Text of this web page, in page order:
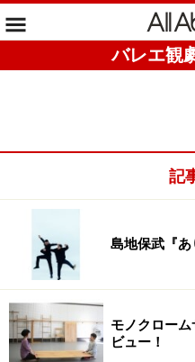
バレエ観
記
島地保武『あ
モノクロー
ビュー！